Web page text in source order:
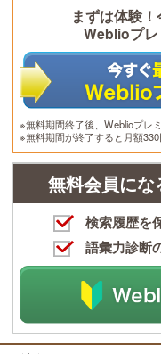
まずは体験！
Weblioプレ
※無料期間終了後、Weblioプレ
※無料期間が終了すると月額330
無料会員にな
検索履歴を
語彙力診断